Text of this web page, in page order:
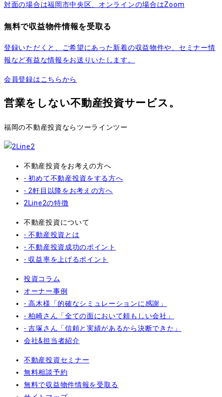
対面の場合は福岡市中央区、オンラインの場合はZoom
無料で収益物件情報を受取る
登録いただくと、ご希望にあった新着の収益物件や、セミナー情
報など有益な情報をお送りいたします。
会員登録はこちらから
営業をしない不動産投資サービス。
福岡の不動産投資ならツーラインツー
不動産投資をお考えの方へ
- 初めて不動産投資をする方へ
- 2軒目以降をお考えの方へ
2Line2の特徴
不動産投資について
- 不動産投資とは
- 不動産投資成功のポイント
- 収益率を上げるポイント
投資コラム
オーナー事例
- 高木様「的確なシミュレーションに感謝」
- 柏崎さん「全ての面において頼もしい会社」
- 吉塚さん「信頼と実績があるから決断できた」
会社&担当者紹介
不動産投資セミナー
無料相談予約
無料で収益物件情報を受取る